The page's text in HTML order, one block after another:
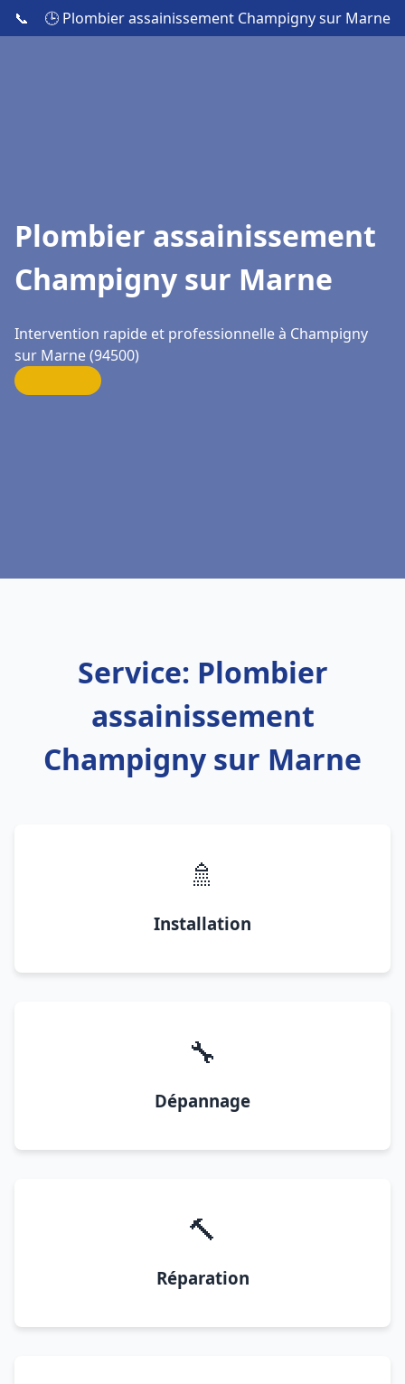
📞 🕒 Plombier assainissement Champigny sur Marne
Plombier assainissement
Champigny sur Marne
Intervention rapide et professionnelle à Champigny
sur Marne (94500)
Service: Plombier
assainissement
Champigny sur Marne
🚿
Installation
🔧
Dépannage
🔨
Réparation